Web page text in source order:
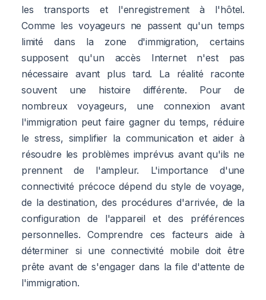
les transports et l'enregistrement à l'hôtel.
Comme les voyageurs ne passent qu'un temps
limité dans la zone d'immigration, certains
supposent qu'un accès Internet n'est pas
nécessaire avant plus tard. La réalité raconte
souvent une histoire différente. Pour de
nombreux voyageurs, une connexion avant
l'immigration peut faire gagner du temps, réduire
le stress, simplifier la communication et aider à
résoudre les problèmes imprévus avant qu'ils ne
prennent de l'ampleur. L'importance d'une
connectivité précoce dépend du style de voyage,
de la destination, des procédures d'arrivée, de la
configuration de l'appareil et des préférences
personnelles. Comprendre ces facteurs aide à
déterminer si une connectivité mobile doit être
prête avant de s'engager dans la file d'attente de
l'immigration.